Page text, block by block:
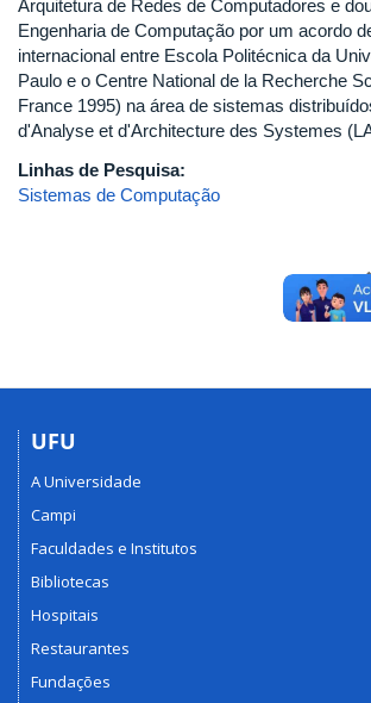
Arquitetura de Redes de Computadores e
Engenharia de Computação por um acordo
internacional entre Escola Politécnica da
Paulo e o Centre National de la Recherche
France 1995) na área de sistemas
d'Analyse et d'Architecture des Systemes
Linhas de Pesquisa:
Sistemas de Computação
UFU
A Universidade
Campi
Faculdades e Institutos
Bibliotecas
Hospitais
Restaurantes
Fundações